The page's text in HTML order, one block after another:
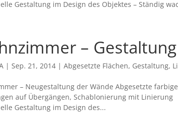
Gestaltung im Design des Objektes – Ständig
– Gestaltung
|Sep. 21, 2014 |Abgesetzte Flächen, Gestaltung,
– Neugestaltung der Wände Abgesetzte
auf Übergängen, Schablonierung mit
Gestaltung im Design des...